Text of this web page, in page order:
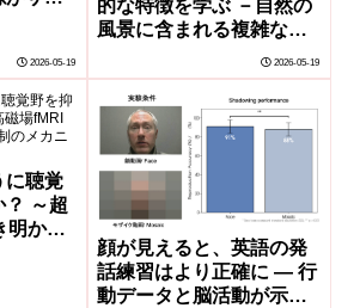
2026-05-19
的な特徴を学ぶ －自然の
風景に含まれる複雑な構
造によって起こる無意識
の学習－
2026-05-19
に聴覚
？ ～超
明かす
顔が見えると、英語の発
話練習はより正確に ― 行
動データと脳活動が示す